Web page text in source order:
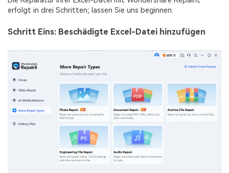
erfolgt in drei Schritten; lassen Sie uns beginnen.
Schritt Eins: Beschädigte Excel-Datei hinzufügen